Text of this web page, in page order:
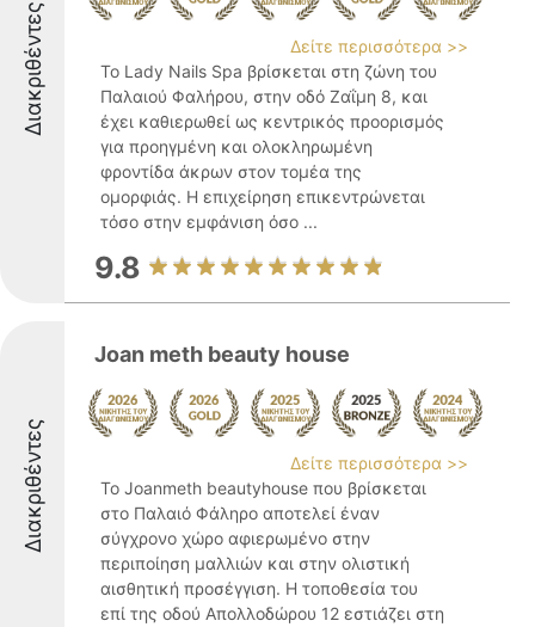
Διακριθέντες
Δείτε περισσότερα >>
Το Lady Nails Spa βρίσκεται στη ζώνη του
Παλαιού Φαλήρου, στην οδό Ζαΐμη 8, και
έχει καθιερωθεί ως κεντρικός προορισμός
για προηγμένη και ολοκληρωμένη
φροντίδα άκρων στον τομέα της
ομορφιάς. Η επιχείρηση επικεντρώνεται
τόσο στην εμφάνιση όσο ...
9.8
Διακριθέντες
Joan meth beauty house
Δείτε περισσότερα >>
Το Joanmeth beautyhouse που βρίσκεται
στο Παλαιό Φάληρο αποτελεί έναν
σύγχρονο χώρο αφιερωμένο στην
περιποίηση μαλλιών και στην ολιστική
αισθητική προσέγγιση. Η τοποθεσία του
επί της οδού Απολλοδώρου 12 εστιάζει στη